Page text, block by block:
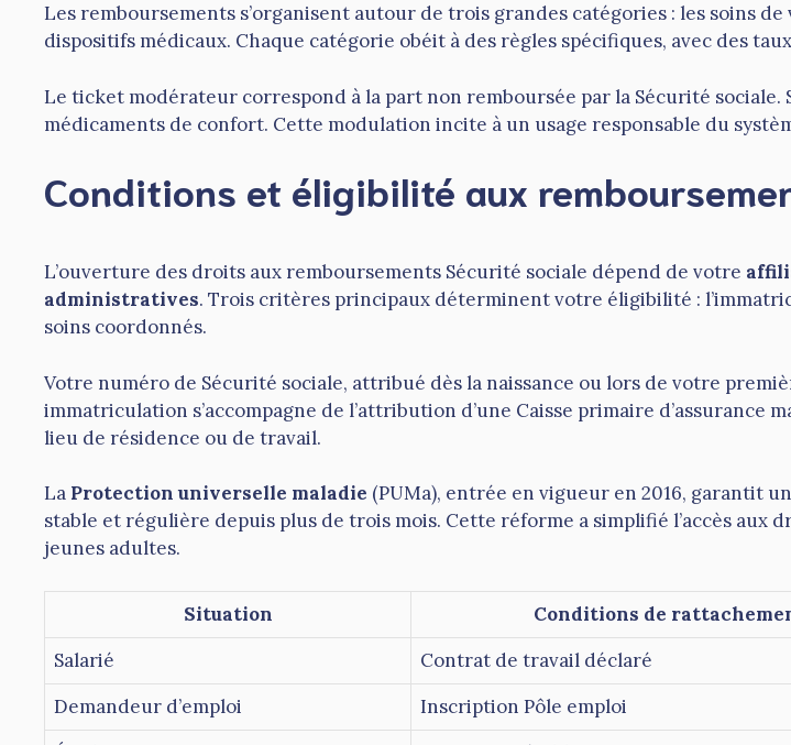
Les remboursements s’organisent autour de trois grandes catégories : les soins
dispositifs médicaux. Chaque catégorie obéit à des règles spécifiques, avec des
Le ticket modérateur correspond à la part non remboursée par la Sécurité
médicaments de confort. Cette modulation incite à un usage responsable du
Conditions et éligibilité aux
L’ouverture des droits aux remboursements Sécurité sociale dépend de votre
administratives. Trois critères principaux déterminent votre éligibilité :
soins coordonnés.
Votre numéro de Sécurité sociale, attribué dès la naissance ou lors de votre
immatriculation s’accompagne de l’attribution d’une Caisse primaire
lieu de résidence ou de travail.
La Protection universelle maladie (PUMa), entrée en vigueur en 2016, garantit
stable et régulière depuis plus de trois mois. Cette réforme a simplifié l’accès
jeunes adultes.
Situation Conditions de
Salarié
Contrat de travail déclaré
Demandeur d’emploi
Inscription Pôle emploi